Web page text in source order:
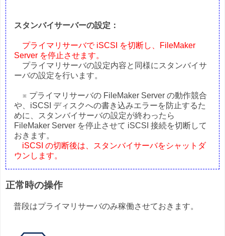
スタンバイサーバーの設定：
プライマリサーバで iSCSI を切断し、FileMaker
Server を停止させます。
プライマリサーバの設定内容と同様にスタンバイサ
ーバの設定を行います。
※ プライマリサーバの FileMaker Server の動作競合
や、iSCSI ディスクへの書き込みエラーを防止するた
めに、スタンバイサーバの設定が終わったら
FileMaker Server を停止させて iSCSI 接続を切断して
おきます。
iSCSI の切断後は、スタンバイサーバをシャットダ
ウンします。
正常時の操作
普段はプライマリサーバのみ稼働させておきます。